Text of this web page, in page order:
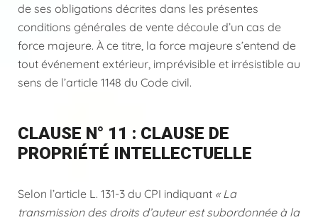
de ses obligations décrites dans les présentes
conditions générales de vente découle d’un cas de
force majeure. À ce titre, la force majeure s’entend de
tout événement extérieur, imprévisible et irrésistible au
sens de l’article 1148 du Code civil.
CLAUSE N° 11 : CLAUSE DE
PROPRIÉTÉ INTELLECTUELLE
Selon l’article L. 131-3 du CPI indiquant « La
transmission des droits d’auteur est subordonnée à la